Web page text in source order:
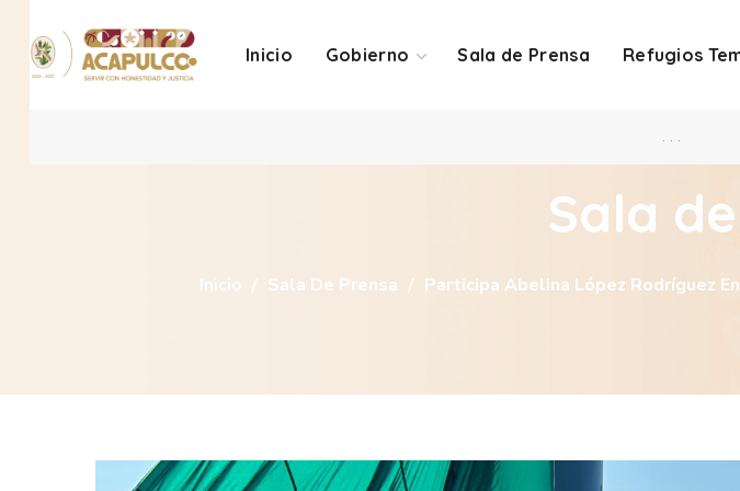
Inicio Gobierno Sala de Prensa Refugios
. . .
Sala
Inicio Sala De Prensa Participa Abelina López Rodríguez